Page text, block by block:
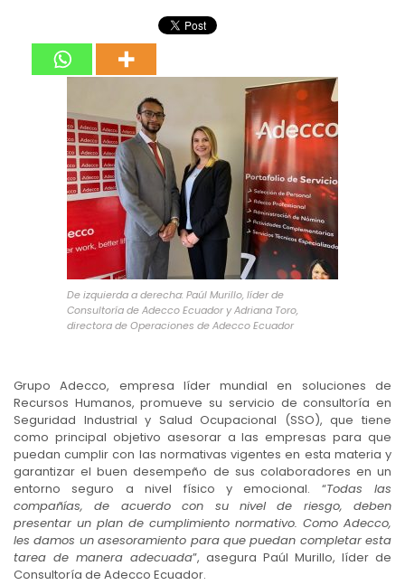
De izquierda a derecha: Paúl Murillo, líder de
Consultoría de Adecco Ecuador y Adriana Toro,
directora de Operaciones de Adecco Ecuador
Grupo Adecco, empresa líder mundial en soluciones de
Recursos Humanos, promueve su servicio de consultoría en
Seguridad Industrial y Salud Ocupacional (SSO), que tiene
como principal objetivo asesorar a las empresas para que
puedan cumplir con las normativas vigentes en esta materia y
garantizar el buen desempeño de sus colaboradores en un
entorno seguro a nivel físico y emocional. “Todas las
compañías, de acuerdo con su nivel de riesgo, deben
presentar un plan de cumplimiento normativo. Como Adecco,
les damos un asesoramiento para que puedan completar esta
tarea de manera adecuada”, asegura Paúl Murillo, líder de
Consultoría de Adecco Ecuador.